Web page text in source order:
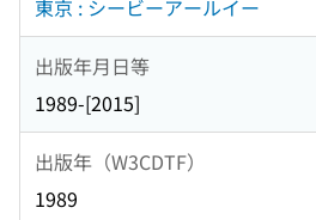
東京 : シービーアールイー
出版年月日等
1989-[2015]
出版年（W3CDTF）
1989